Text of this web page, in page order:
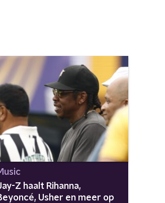
Z haalt Rihanna,
Usher en meer op